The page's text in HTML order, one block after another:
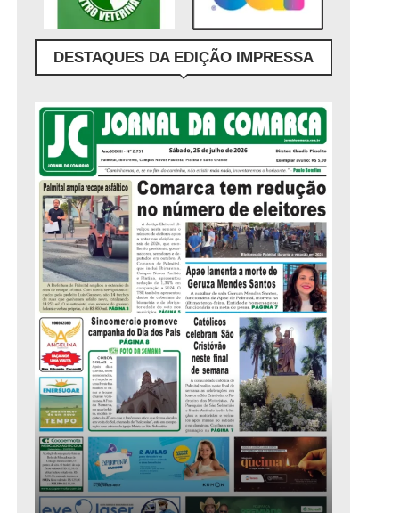
DESTAQUES DA EDIÇÃO IMPRESSA